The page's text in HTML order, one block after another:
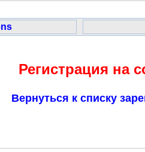
Регистрация на
Вернуться к списку